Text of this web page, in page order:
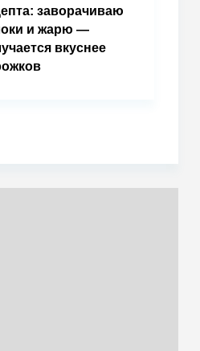
заворачиваю
и жарю —
вкуснее